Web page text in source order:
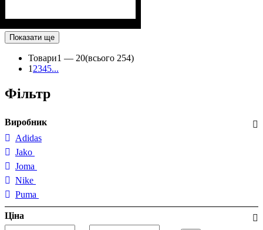
Показати ще
Товари1 — 20(всього 254)
1 2345...
Фільтр
Виробник
Adidas
Jako
Joma
Nike
Puma
Ціна